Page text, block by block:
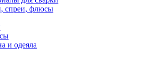
спреи, флюсы
и одеяла